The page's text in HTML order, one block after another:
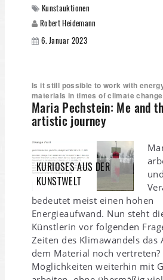
Kunstauktionen
Robert Heidemann
6. Januar 2023
Is it still possible to work with
materials in times of climate
Maria Pechstein: Me and
artistic journey
KURIOSES AUS DER
KUNSTWELT
bedeutet meist einen hohen
Energieaufwand. Nun steht
Künstlerin vor folgenden
Zeiten des Klimawandels das
dem Material noch vertreten?
Möglichkeiten weiterhin mit